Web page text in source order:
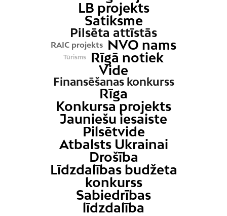
LB projekts
Satiksme
Pilsēta attīstās
RAIC projekts NVO nams
Tūrisms
Rīgā notiek
Vide
Finansēšanas konkurss
Rīga
Konkursa projekts
Jauniešu iesaiste
Pilsētvide
Atbalsts Ukrainai
Drošība
Līdzdalības budžeta
konkurss
Sabiedrības
līdzdalība